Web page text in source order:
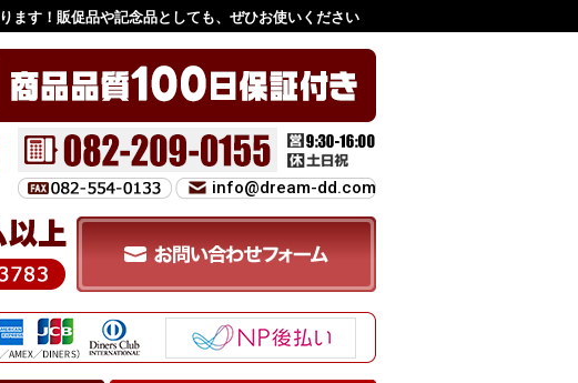
ます！販促品や記念品としても、ぜひお使いください
info@dream-dd.com